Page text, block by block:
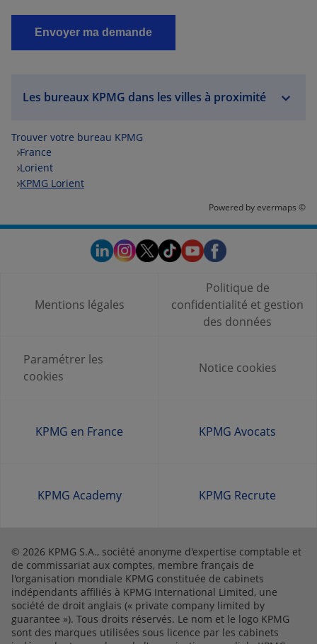
Les bureaux KPMG dans les villes à proximité
Trouver votre bureau KPMG
France
Lorient
KPMG Lorient
Powered byevermaps ©
Mentions légales
Politique de
confidentialité et gestion
des données
Paramétrer les
cookies
Notice cookies
KPMG en France KPMG Avocats
KPMG Academy KPMG Recrute
© 2026 KPMG S.A., société anonyme d'expertise comptable et
de commissariat aux comptes, membre français de
l'organisation mondiale KPMG constituée de cabinets
indépendants affiliés à KPMG International Limited, une
société de droit anglais (« private company limited by
guarantee »). Tous droits réservés. Le nom et le logo KPMG
sont des marques utilisées sous licence par les cabinets